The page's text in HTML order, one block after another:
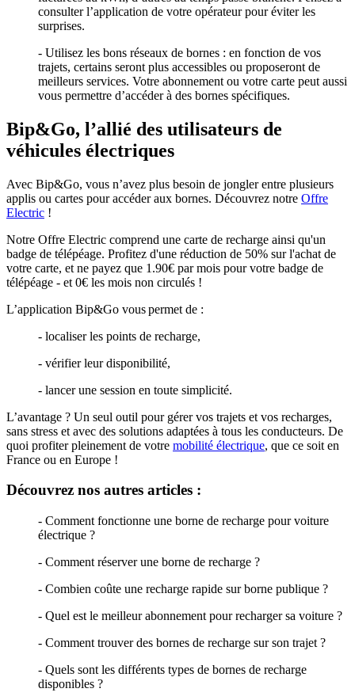
consulter l’application de votre opérateur pour éviter les
surprises.
- Utilisez les bons réseaux de bornes : en fonction de vos
trajets, certains seront plus accessibles ou proposeront de
meilleurs services. Votre abonnement ou votre carte peut aussi
vous permettre d’accéder à des bornes spécifiques.
Bip&Go, l’allié des utilisateurs de
véhicules électriques
Avec Bip&Go, vous n’avez plus besoin de jongler entre plusieurs
applis ou cartes pour accéder aux bornes. Découvrez notre Offre
Electric !
Notre Offre Electric comprend une carte de recharge ainsi qu'un
badge de télépéage. Profitez d'une réduction de 50% sur l'achat de
votre carte, et ne payez que 1.90€ par mois pour votre badge de
télépéage - et 0€ les mois non circulés !
L’application Bip&Go vous permet de :
- localiser les points de recharge,
- vérifier leur disponibilité,
- lancer une session en toute simplicité.
L’avantage ? Un seul outil pour gérer vos trajets et vos recharges,
sans stress et avec des solutions adaptées à tous les conducteurs. De
quoi profiter pleinement de votre mobilité électrique, que ce soit en
France ou en Europe !
Découvrez nos autres articles :
- Comment fonctionne une borne de recharge pour voiture
électrique ?
- Comment réserver une borne de recharge ?
- Combien coûte une recharge rapide sur borne publique ?
- Quel est le meilleur abonnement pour recharger sa voiture ?
- Comment trouver des bornes de recharge sur son trajet ?
- Quels sont les différents types de bornes de recharge
disponibles ?